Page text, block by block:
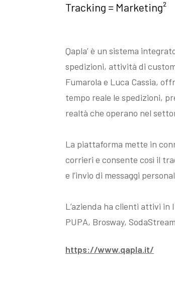
Tracking = Marketing²
Qapla’ è un sistema
spedizioni, attività di
Fumarola e Luca Cassia,
tempo reale le spedizioni,
realtà che operano nel
La piattaforma mette in
corrieri e consente così il
e l’invio di messaggi
L’azienda ha clienti attivi in
PUPA, Brosway,
https://www.qapla.it/